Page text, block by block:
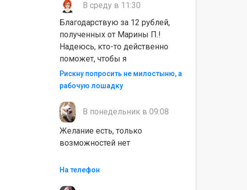
В среду в 11:30
Благодарствую за 12 рублей,
полученных от Марины П.!
Надеюсь, кто-то действенно
поможет, чтобы я
Рискну попросить не милостыню, а
рабочую лошадку
В понедельник в 09:08
Желание есть, только
возможностей нет
На телефон